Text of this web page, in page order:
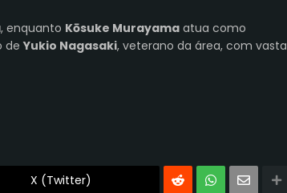
, enquanto Kōsuke Murayama atua como
deYukio Nagasaki, veterano da área, com vasta
X (Twitter)